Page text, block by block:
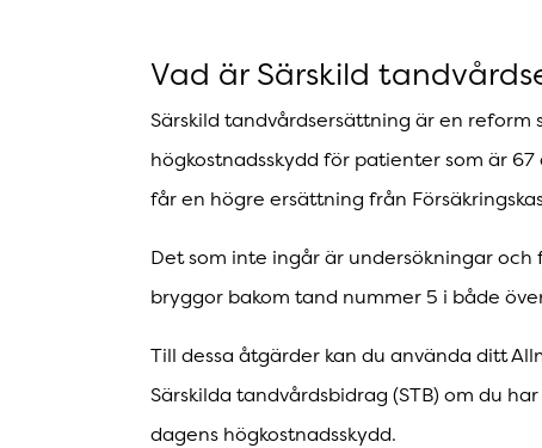
Vad är Särskild
Särskild tandvårdsersättning är en
högkostnadsskydd för patienter som är
får en högre ersättning från
Det som inte ingår är undersökningar
bryggor bakom tand nummer 5 i både
Till dessa åtgärder kan du använda ditt
Särskilda tandvårdsbidrag (STB) om du
dagens högkostnadsskydd.